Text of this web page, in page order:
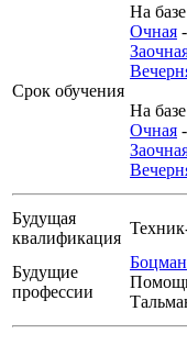
Срок обучения
На
Очная
На
Очная
Будущая
квалификация
Будущие
профессии
Боцман